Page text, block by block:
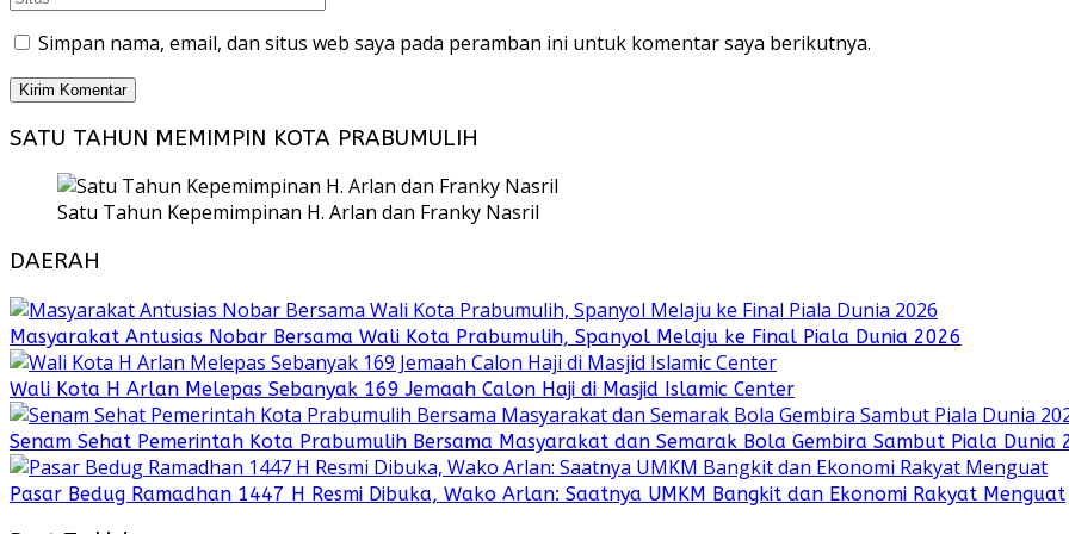
Simpan nama, email, dan situs web saya pada peramban ini untuk komentar saya berikutnya.
SATU TAHUN MEMIMPIN KOTA PRABUMULIH
Satu Tahun Kepemimpinan H. Arlan dan Franky Nasril
DAERAH
Masyarakat Antusias Nobar Bersama Wali Kota Prabumulih, Spanyol Melaju ke Final Piala Dunia 2026
Wali Kota H Arlan Melepas Sebanyak 169 Jemaah Calon Haji di Masjid Islamic Center
Senam Sehat Pemerintah Kota Prabumulih Bersama Masyarakat dan Semarak Bola Gembira Sambut Piala Dunia
Pasar Bedug Ramadhan 1447 H Resmi Dibuka, Wako Arlan: Saatnya UMKM Bangkit dan Ekonomi Rakyat Menguat